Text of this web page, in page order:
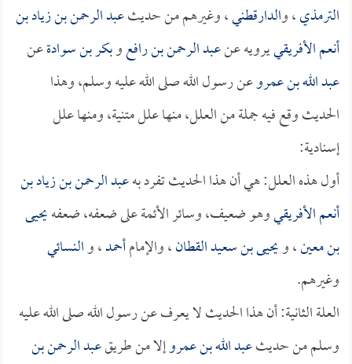
الترمذي، والدارقطني، وغيرهم من حديثعبد الرحمن بن زياد بن
أنعم الأفريقييرويه عنعبد الرحمن بن رافعوبكر بن سوادةعن
عبد الله بن عمروعن رسول الله صلى الله عليه وسلم، وهذا
الحديث وقع فيه جملة من العلل، منها علل متنية، ومنها علل
إسنادية:
أول هذه العلل: هي أن هذا الحديث تفرد بهعبد الرحمن بن زياد بن
أنعم الأفريقيوهو ضعيف، وسائر الأئمة على ضعفه، ضعفهيحيى
بن معين، ويحيى بن سعيد القطان، والإمامأحمد، والنسائي
وغيرهم.
العلة الثانية: أن هذا الحديث لا يعرف عن رسول الله صلى الله عليه
وسلم من حديثعبد الله بن عمروإلا من طريقعبد الرحمن بن